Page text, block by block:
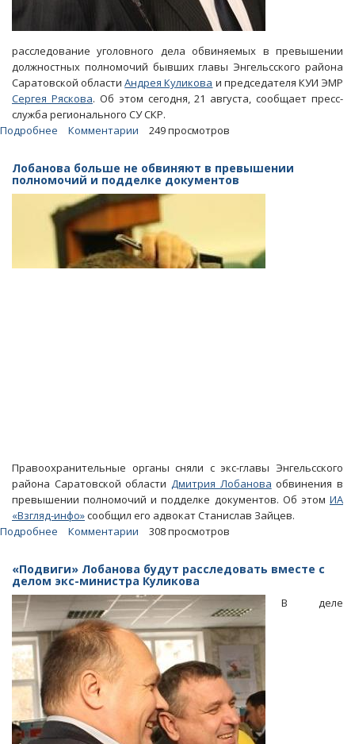
расследование уголовного дела обвиняемых в превышении
должностных полномочий бывших главы Энгельсского района
Саратовской областиАндрея Куликова и председателя КУИ ЭМР
Сергея Ряскова. Об этом сегодня, 21 августа, сообщает пресс-
служба регионального СУ СКР.
Подробнее
министр
и
бывший
глава
ЭМР
Андрей
Куликов
предстанет
Комментарии 249 просмотров
Лобанова больше не обвиняют в превышении
полномочий и подделке документов
Правоохранительные органы сняли с экс-главы Энгельсского
района Саратовской области Дмитрия Лобанова обвинения в
превышении полномочий и подделке документов. Об этом ИА
«Взгляд-инфо»сообщил его адвокат Станислав Зайцев.
Подробнее
больше
не
обвиняют
в
превышении
полномочий
и
подделке
документов
Комментарии 308 просмотров
«Подвиги» Лобанова будут расследовать вместе с
делом экс-министра Куликова
В деле